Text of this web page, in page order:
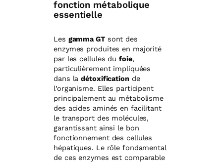
fonction métabolique
essentielle
Les gamma GTsont des
enzymes produites en majorité
par les cellules dufoie,
particulièrement impliquées
dans ladétoxificationde
l’organisme. Elles participent
principalement au métabolisme
des acides aminés en facilitant
le transport des molécules,
garantissant ainsi le bon
fonctionnement des cellules
hépatiques. Le rôle fondamental
de ces enzymes est comparable